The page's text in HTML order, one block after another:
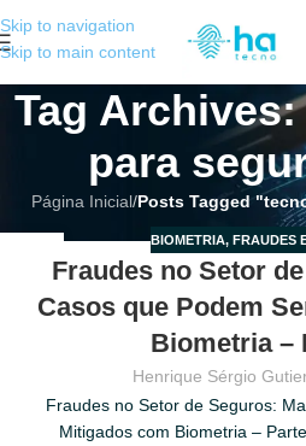
Skip to navigation
Skip to main content
Tag
para
Página Inicial/Posts Tagged
BIOMETRIA, FRAUDES
Fraudes no Setor
Casos que Podem
Biometria –
Henrique Sérgio
Fraudes no Setor de Seguros:
Mitigados com Biometria –